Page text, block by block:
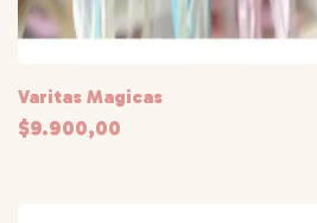
Varitas Magicas
$9.900,00